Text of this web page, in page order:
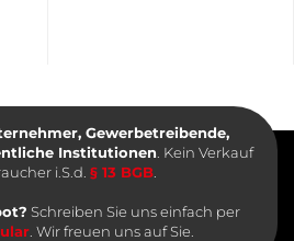
Gewerbetreibende,
Institutionen . Kein Verkauf
i.S.d. § 13 BGB.
Schreiben Sie uns einfach per
. Wir freuen uns auf Sie.